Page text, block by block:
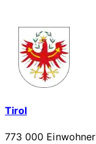
Tirol
773 000 Einwohner